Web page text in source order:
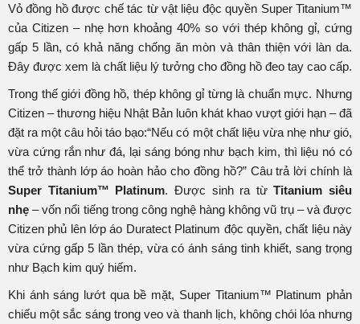
Vỏ đồng hồ được chế tác từ vật liệu độc quyền Super Titanium™
của Citizen – nhẹ hơn khoảng 40% so với thép không gỉ, cứng
gấp 5 lần, có khả năng chống ăn mòn và thân thiện với làn da.
Đây được xem là chất liệu lý tưởng cho đồng hồ đeo tay cao cấp.
Trong thế giới đồng hồ, thép không gỉ từng là chuẩn mực. Nhưng
Citizen – thương hiệu Nhật Bản luôn khát khao vượt giới hạn – đã
đặt ra một câu hỏi táo bạo:“Nếu có một chất liệu vừa nhẹ như gió,
vừa cứng rắn như đá, lại sáng bóng như bạch kim, thì liệu nó có
thể trở thành lớp áo hoàn hảo cho đồng hồ?” Câu trả lời chính là
Super Titanium™ Platinum. Được sinh ra từTitanium siêu
nhẹ – vốn nổi tiếng trong công nghệ hàng không vũ trụ – và được
Citizen phủ lên lớp áo Duratect Platinum độc quyền, chất liệu này
vừa cứng gấp 5 lần thép, vừa có ánh sáng tinh khiết, sang trọng
như Bạch kim quý hiếm.
Khi ánh sáng lướt qua bề mặt, Super Titanium™ Platinum phản
chiếu một sắc sáng trong veo và thanh lịch, không chói lóa nhưng